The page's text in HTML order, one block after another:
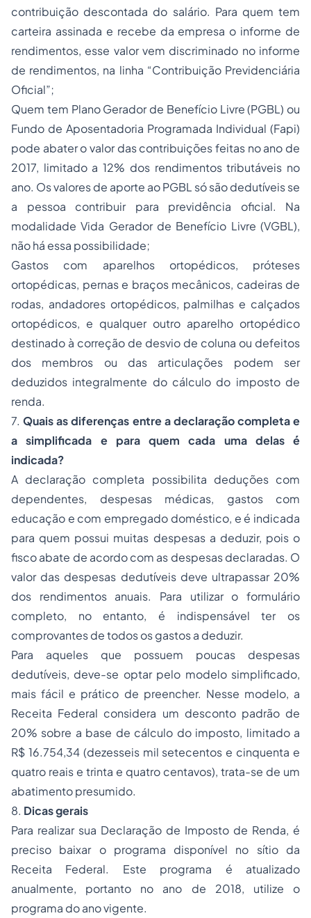
contribuição descontada do salário. Para quem tem
carteira assinada e recebe da empresa o informe de
rendimentos, esse valor vem discriminado no informe
de rendimentos, na linha “Contribuição Previdenciária
Oficial”;
Quem tem Plano Gerador de Benefício Livre (PGBL) ou
Fundo de Aposentadoria Programada Individual (Fapi)
pode abater o valor das contribuições feitas no ano de
2017, limitado a 12% dos rendimentos tributáveis no
ano. Os valores de aporte ao PGBL só são dedutíveis se
a pessoa contribuir para previdência oficial. Na
modalidade Vida Gerador de Benefício Livre (VGBL),
não há essa possibilidade;
Gastos com aparelhos ortopédicos, próteses
ortopédicas, pernas e braços mecânicos, cadeiras de
rodas, andadores ortopédicos, palmilhas e calçados
ortopédicos, e qualquer outro aparelho ortopédico
destinado à correção de desvio de coluna ou defeitos
dos membros ou das articulações podem ser
deduzidos integralmente do cálculo do imposto de
renda.
7.Quais as diferenças entre a declaração completa e
a simplificada e para quem cada uma delas é
indicada?
A declaração completa possibilita deduções com
dependentes, despesas médicas, gastos com
educação e com empregado doméstico, e é indicada
para quem possui muitas despesas a deduzir, pois o
fisco abate de acordo com as despesas declaradas. O
valor das despesas dedutíveis deve ultrapassar 20%
dos rendimentos anuais. Para utilizar o formulário
completo, no entanto, é indispensável ter os
comprovantes de todos os gastos a deduzir.
Para aqueles que possuem poucas despesas
dedutíveis, deve-se optar pelo modelo simplificado,
mais fácil e prático de preencher. Nesse modelo, a
Receita Federal considera um desconto padrão de
20% sobre a base de cálculo do imposto, limitado a
R$ 16.754,34 (dezesseis mil setecentos e cinquenta e
quatro reais e trinta e quatro centavos), trata-se de um
abatimento presumido.
8. Dicas gerais
Para realizar sua Declaração de Imposto de Renda, é
preciso baixar o programa disponível no sítio da
Receita Federal. Este programa é atualizado
anualmente, portanto no ano de 2018, utilize o
programa do ano vigente.